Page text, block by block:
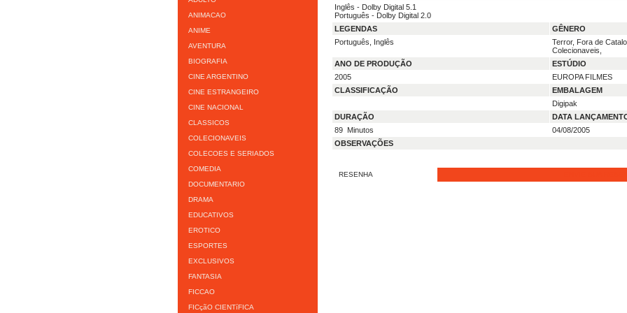
ANIMACAO
ANIME
AVENTURA
BIOGRAFIA
CINE ARGENTINO
CINE ESTRANGEIRO
CINE NACIONAL
CLASSICOS
COLECIONAVEIS
COLECOES E SERIADOS
COMEDIA
DOCUMENTARIO
DRAMA
EDUCATIVOS
EROTICO
ESPORTES
EXCLUSIVOS
FANTASIA
FICCAO
FICçãO CIENTíFICA
Inglês - Dolby Digital 5.1
Português - Dolby Digital 2.0
LEGENDAS
GÊNERO
Português, Inglês
Terror, Fora de
Colecionaveis,
ANO DE PRODUÇÃO
ESTÚDIO
2005
EUROPA FILMES
CLASSIFICAÇÃO
EMBALAGEM
Digipak
DURAÇÃO
DATA
89 Minutos
04/08/2005
OBSERVAÇÕES
RESENHA